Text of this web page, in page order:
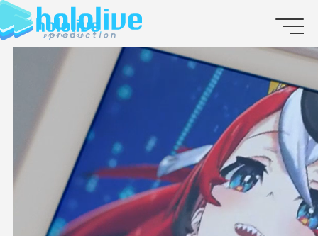
EN
JP
ABOUT
TALENT
NEWS
AUDITION